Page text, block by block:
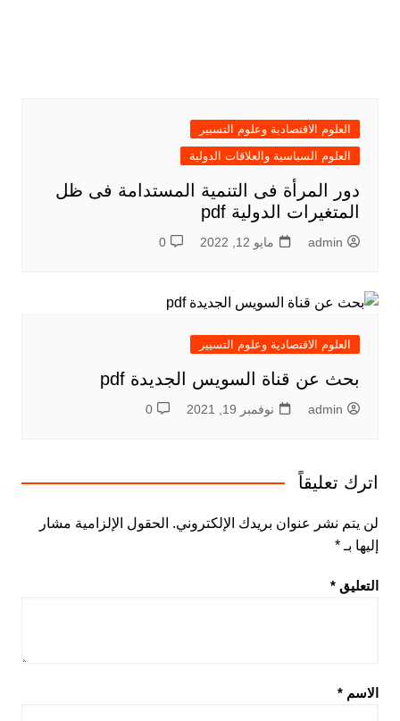
العلوم الاقتصادية وعلوم التسيير
العلوم السياسية والعلاقات الدولية
دور المرأة فى التنمية المستدامة فى ظل
المتغيرات الدولية pdf
admin مايو 12, 2022 0
العلوم الاقتصادية وعلوم التسيير
بحث عن قناة السويس الجديدة pdf
admin نوفمبر 19, 2021 0
اترك تعليقاً
لن يتم نشر عنوان بريدك الإلكتروني. الحقول الإلزامية مشار
إليها بـ *
التعليق *
الاسم *